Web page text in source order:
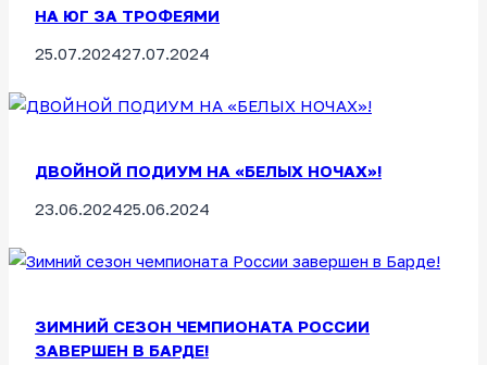
НА ЮГ ЗА ТРОФЕЯМИ
25.07.202427.07.2024
ДВОЙНОЙ ПОДИУМ НА «БЕЛЫХ НОЧАХ»!
23.06.202425.06.2024
ЗИМНИЙ СЕЗОН ЧЕМПИОНАТА РОССИИ
ЗАВЕРШЕН В БАРДЕ!